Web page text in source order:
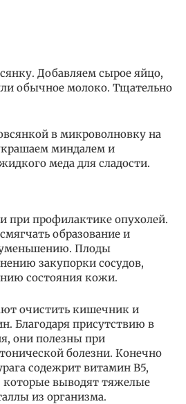
Добавляем сырое яйцо,
обычное молоко. Тщательно
в микроволновку на
миндалем и
меда для сладости.
при профилактике опухолей.
образование и
уменьшению. Плоды
закупорки сосудов,
состояния кожи.
очистить кишечник и
Благодаря присутствию в
они полезны при
болезни. Конечно
содежрит витамин В5,
выводят тяжелые
из организма.